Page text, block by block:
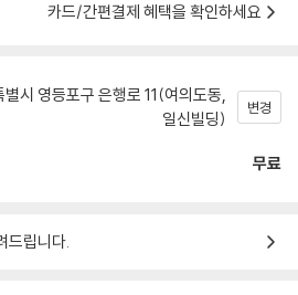
카드/간편결제 혜택을 확인하세요
별시 영등포구 은행로 11(여의도동,
일신빌딩)
변경
무료
드립니다.